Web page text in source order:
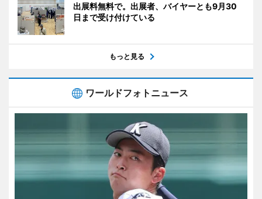
出展料無料で。出展者、バイヤーとも9月30
日まで受け付けている
もっと見る
ワールドフォトニュース